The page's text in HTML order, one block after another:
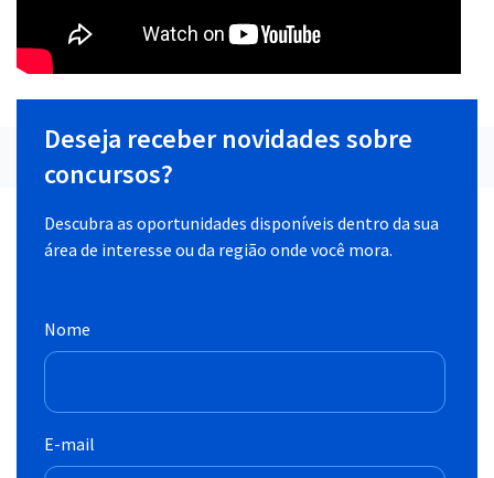
Deseja receber novidades sobre
concursos?
Descubra as oportunidades disponíveis dentro da sua
área de interesse ou da região onde você mora.
Nome
E-mail